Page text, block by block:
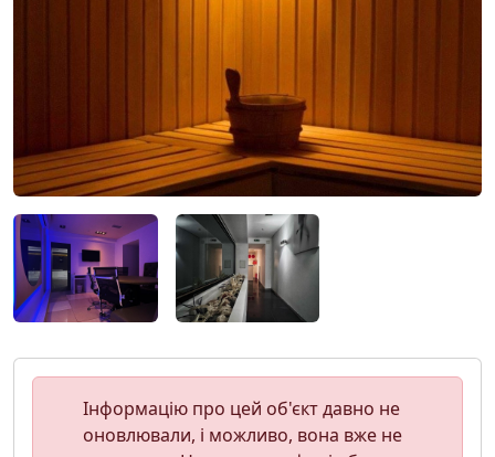
Інформацію про цей об'єкт давно не
оновлювали, і можливо, вона вже не